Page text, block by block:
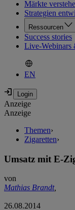
Märkte
Strategien
Ressourcen
Success stories
Live-Webinars
EN
Anzeige
Anzeige
Themen›
Zigaretten›
Umsatz mit E-
von
Mathias Brandt,
26.08.2014